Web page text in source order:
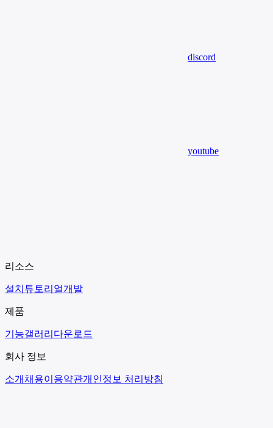
discord
youtube
리소스
설치 튜토리얼개발
제품
기능갤러리 다운로드
회사 정보
소개 채용이용약관개인정보 처리방침